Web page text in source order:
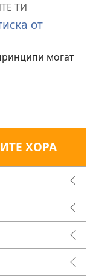
ТИ
от
могат
ХОРА